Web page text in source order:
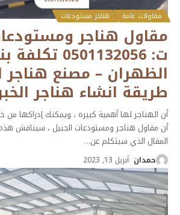
مقاولات عامة هناجر مستودعات
مقاول هناجر
ت: 0501132056
الظهران – مصنع هناجر
طريقة انشاء هناجر
أن الهناجر لها أهمية كبيره ، ويمكنك إدراكها من
أن مقاول هناجر ومستودعات الجبيل ، سيناقش
المقال الذي سيتكلم عن…
حمدان أبريل 13, 2023